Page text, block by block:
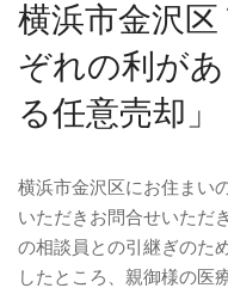
横浜市金沢
ぞれの利が
る任意売却」
横浜市金沢区にお住まい
いただきお問合せいただ
の相談員との引継ぎのた
したところ、親御様の医